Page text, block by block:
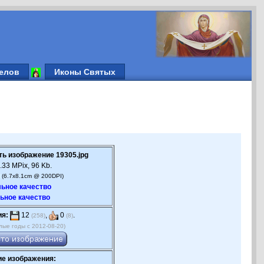
Иконы Святых
изображение 19305.jpg
MPix, 96 Kb.
@ 200DPI)
качество
качество
12 (258), 0 (8).
годы с 2012-08-20)
изображения: